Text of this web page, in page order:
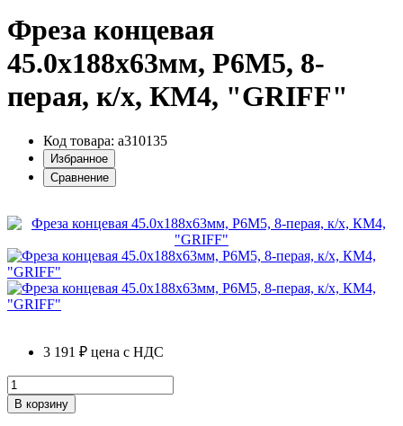
Фреза концевая
45.0х188х63мм, Р6М5, 8-
перая, к/х, КМ4, "GRIFF"
Код товара: a310135
Избранное
Сравнение
3 191 ₽ цена с НДС
В корзину